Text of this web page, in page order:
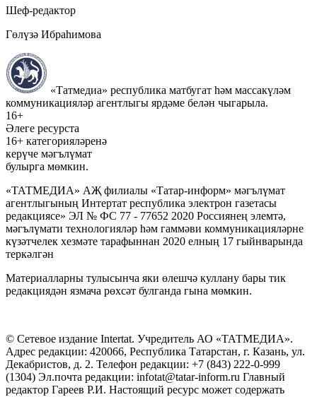
Шеф-редактор
Гөлүзә Ибраһимова
«Татмедиа» республика матбугат һәм массакүләм
коммуникацияләр агентлыгы ярдәме белән чыгарыла.
16+
Әлеге ресурста
16+ категорияләренә
керүче мәгълүмат
булырга мөмкин.
«ТАТМЕДИА» АҖ филиалы «Татар-информ» мәгълүмат
агентлыгының Интертат республика электрон газетасы
редакциясе» ЭЛ № ФС 77 - 77652 2020 Россиянең элемтә,
мәгълүмати технологияләр һәм гаммәви коммуникацияләрне
күзәтчелек хезмәте тарафыннан 2020 елның 17 гыйнварында
теркәлгән
Материалларны тулысынча яки өлешчә куллану бары тик
редакциядән язмача рөхсәт булганда гына мөмкин.
© Сетевое издание Intertat. Учредитель АО «ТАТМЕДИА».
Адрес редакции: 420066, Республика Татарстан, г. Казань, ул.
Декабристов, д. 2. Телефон редакции: +7 (843) 222-0-999
(1304) Эл.почта редакции: infotat@tatar-inform.ru Главный
редактор Гареев Р.И. Настоящий ресурс может содержать